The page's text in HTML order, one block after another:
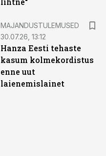
MAJANDUSTULEMUSED
30.07.26, 13:12
Hanza Eesti tehaste
kasum kolmekordistus
enne uut
laienemislainet